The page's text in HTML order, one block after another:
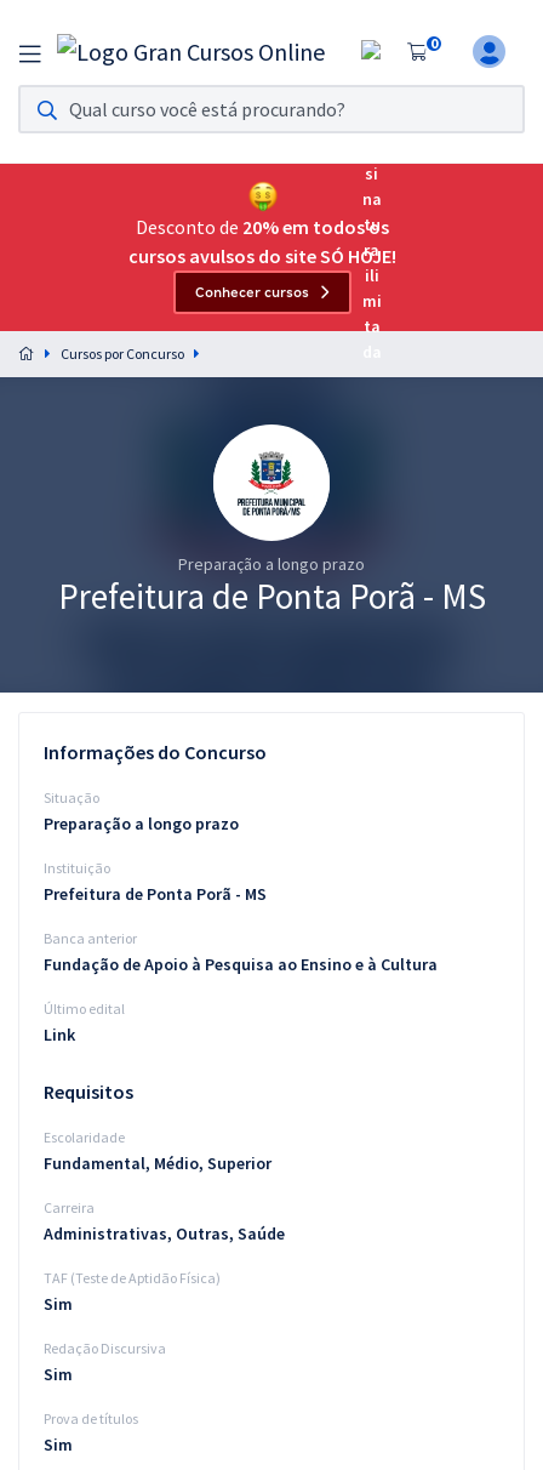
0
Assinatura Ilimitada 11
Acesso a todos os cursos. Teste grátis por 7 dias!
Assinatura OAB Até Passar
Acesso ilimitado a toda preparação para o Exame da
Preparação completa e intensiva para as principais
residências em saúde do Brasil
Graduação
Questões grátis
Blog
Aprovados
Atendimento
Desconto de 20% em todos os
cursos avulsos do site SÓ HOJE!
Conhecer cursos
Cursos por Concurso
Preparação a longo prazo
Prefeitura de Ponta Porã - MS
Informações do Concurso
Situação
Preparação a longo prazo
Instituição
Prefeitura de Ponta Porã - MS
Banca anterior
Fundação de Apoio à Pesquisa ao Ensino e à Cultura
Último edital
Link
Requisitos
Escolaridade
Fundamental, Médio, Superior
Carreira
Administrativas, Outras, Saúde
TAF (Teste de Aptidão Física)
Sim
Redação Discursiva
Sim
Prova de títulos
Sim